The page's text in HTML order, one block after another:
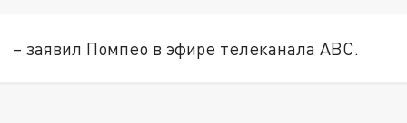
– заявил Помпео в эфире телеканала АBC.